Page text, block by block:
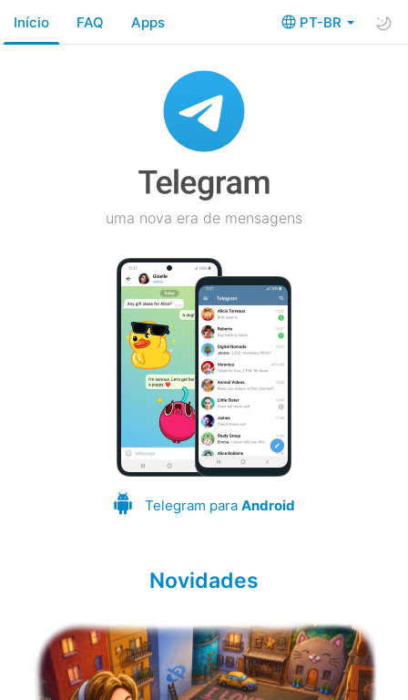
PT-BR
Início FAQ Apps
uma nova era de mensagens
Telegram para Android
Novidades